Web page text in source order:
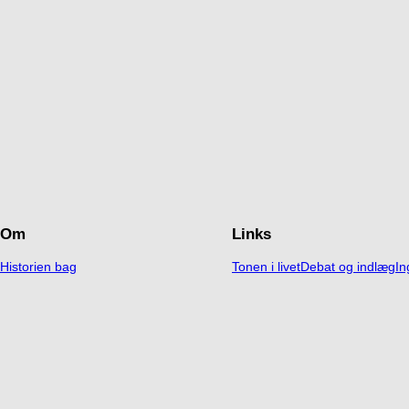
Om
Historien bag
Links
Tonen i livetDebat og indlæg